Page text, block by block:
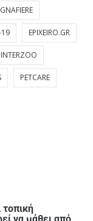
19 EPIXEIRO.GR
INTERZOO
PETCARE
τοπική